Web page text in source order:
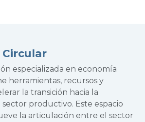
Circular
especializada en economía
herramientas, recursos y
la transición hacia la
productivo. Este espacio
la articulación entre el sector